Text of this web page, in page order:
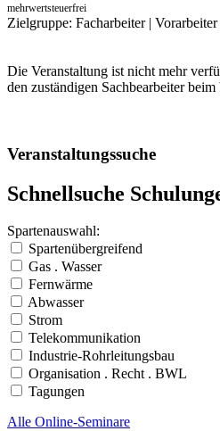
mehrwertsteuerfrei
Zielgruppe: Facharbeiter | Vorarbeiter
Die Veranstaltung ist nicht mehr
den zuständigen Sachbearbeiter beim
Veranstaltungssuche
Schnellsuche
Spartenauswahl:
Spartenübergreifend
Gas . Wasser
Fernwärme
Abwasser
Strom
Telekommunikation
Industrie-Rohrleitungsbau
Organisation . Recht . BWL
Tagungen
Alle Online-Seminare